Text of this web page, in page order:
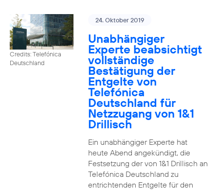
Credits: Telefónica
Deutschland
24. Oktober 2019
Unabhängiger
Experte beabsichtigt
vollständige
Bestätigung der
Entgelte von
Telefónica
Deutschland für
Netzzugang von 1&1
Drillisch
Ein unabhängiger Experte hat
heute Abend angekündigt, die
Festsetzung der von 1&1 Drillisch an
Telefónica Deutschland zu
entrichtenden Entgelte für den